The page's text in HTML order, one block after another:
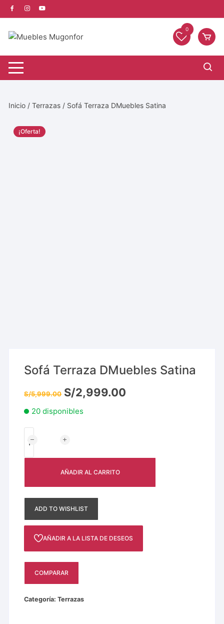
0
Inicio /Terrazas / Sofá Terraza DMuebles Satina
¡Oferta!
Sofá Terraza DMuebles Satina
S/5,999.00 S/2,999.00
20 disponibles
AÑADIR AL CARRITO
ADD TO WISHLIST
AÑADIR A LA LISTA DE DESEOS
COMPARAR
Categoría:Terrazas